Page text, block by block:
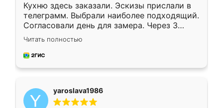
Кухню здесь заказали. Эскизы прислали в
телеграмм. Выбрали наиболее подходящий.
Согласовали день для замера. Через 3
недели кухня была уже готова. Остались
довольны работой. Спасибо Ренессанс
мебель за качественную работу!
Читать полностью
yaroslava1986